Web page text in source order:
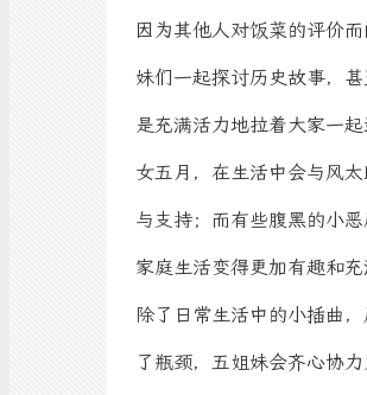
因为其他人对饭菜的评价
妹们一起探讨历史故事，
是充满活力地拉着大家一
女五月，在生活中会与风
与支持；而有些腹黑的小
家庭生活变得更加有趣和充
除了日常生活中的小插曲
了瓶颈，五姐妹会齐心协